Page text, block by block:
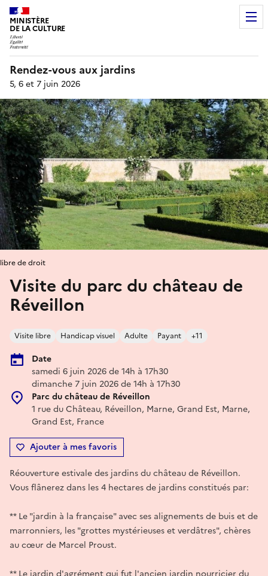
MINISTÈRE
DE LA CULTURE
Rendez-vous aux jardins
5, 6 et 7 juin 2026
Visite du parc du château de
Réveillon
Visite libre Handicap visuel Adulte Payant +11
Date
samedi 6 juin 2026 de 14h à 17h30
dimanche 7 juin 2026 de 14h à 17h30
Parc du château de Réveillon
1 rue du Château, Réveillon, Marne, Grand Est, Marne,
Grand Est, France
Ajouter à mes favoris
libre de droit
Réouverture estivale des jardins du château de Réveillon.
Vous flânerez dans les 4 hectares de jardins constitués par:
** Le "jardin à la française" avec ses alignements de buis et de
marronniers, les "grottes mystérieuses et verdâtres", chères
au cœur de Marcel Proust.